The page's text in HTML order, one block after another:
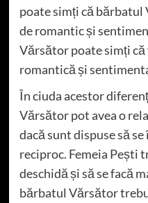
poate simți că
de romantic și
Vărsător poate simți că
romantică și
În ciuda acestor
Vărsător pot avea o
dacă sunt dispuse să
reciproc. Femeia Pești
deschidă și să se facă
bărbatul Vărsător